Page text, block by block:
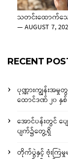
သတင်းထောက်သေ
—AUGUST 7,
RECENT
ပုဏ္ဏားကျွန်းအ
ထောင်ဒဏ် ၂၀ နှ
အောင်ပန်းတွင်
ပျက်၌တွေ့ရှိ
တိုက်ပွဲနှင့် ဗုံးကြဲမှု